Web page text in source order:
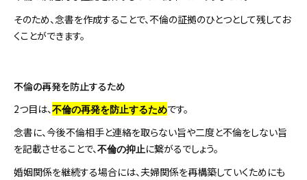
そのため、念書を作成することで、不倫の証拠のひとつとして残してお
くことができます。
不倫の再発を防止するため
2つ目は、不倫の再発を防止するためです。
念書に、今後不倫相手と連絡を取らない旨や二度と不倫をしない旨
を記載させることで、不倫の抑止に繋がるでしょう。
婚姻関係を継続する場合には、夫婦関係を再構築していくためにも